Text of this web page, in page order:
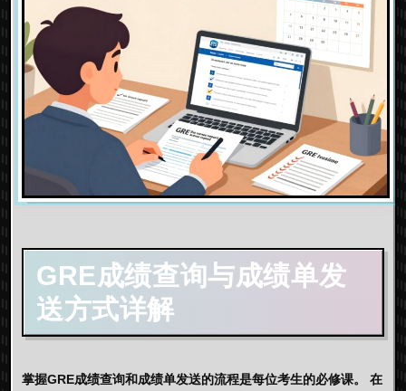
GRE成绩查询与成绩单发
送方式详解
掌握GRE成绩查询和成绩单发送的流程是每位考生的必修课。
在